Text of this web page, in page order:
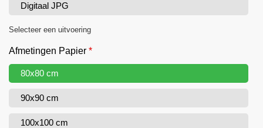
Digitaal JPG
Selecteer een uitvoering
Afmetingen Papier *
80x80 cm
90x90 cm
100x100 cm